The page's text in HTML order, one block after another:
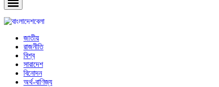
জাতীয়
রাজনীতি
বিশ্ব
সারাদেশ
বিনোদন
অর্থ-বাণিজ্য